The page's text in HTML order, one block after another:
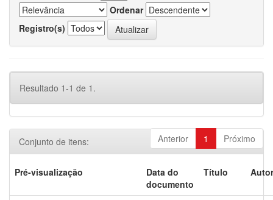
Ordenar
Registro(s)
Resultado 1-1 de 1.
Anterior 1 Próximo
Conjunto de itens:
Pré-visualização
Data do
documento
Título